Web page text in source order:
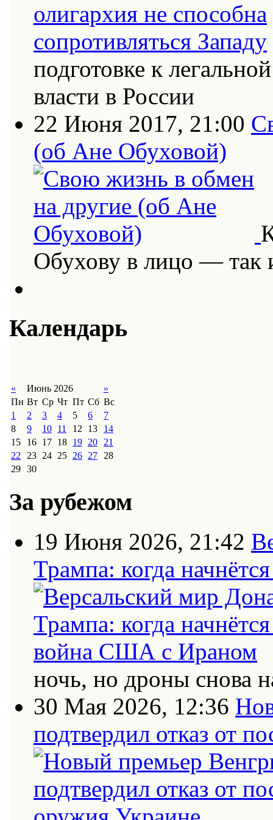
подготовке к
власти в России
22 Июня 2017, 21:00
(об Ане Обуховой)
Обухову в лицо —
Календарь
« Июнь 2026
»
Пн Вт Ср Чт Пт Сб Вс
1
2 3 4 5 6
7
8
9 10 11 12 13
14
15
16 17 18 19 20
21
22
23 24 25 26 27
28
29 30
За рубежом
19 Июня 2026, 21:42
Трампа: когда
ночь, но дроны снова
30 Мая 2026, 12:36
подтвердил отказ от